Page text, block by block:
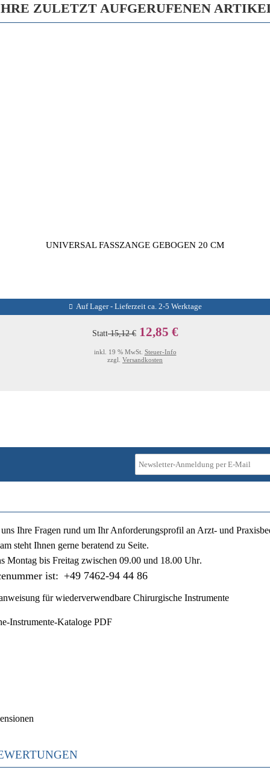
ZULETZT AUFGERUFENEN
UNIVERSAL FASSZANGE GEBOGEN 20 CM
Auf Lager - Lieferzeit ca. 2-5 Werktage
Statt15,12 € 12,85 €
inkl. 19 % MwSt. Steuer-Info
zzgl. Versandkosten
Ihre Fragen rund um Ihr Anforderungsprofil an Arzt- und
steht Ihnen gerne beratend zu Seite.
Montag bis Freitag zwischen 09.00 und 18.00 Uhr.
ist: +49 7462-94 44 86
für wiederverwendbare Chirurgische Instrumente
Instrumente-Kataloge PDF